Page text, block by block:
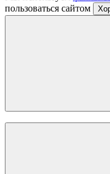
пользоваться сайтом